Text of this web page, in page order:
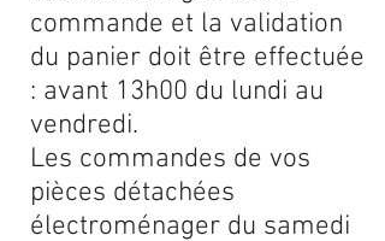
commande et la validation
du panier doit être effectuée
: avant 13h00 du lundi au
vendredi.
Les commandes de vos
pièces détachées
électroménager du samedi